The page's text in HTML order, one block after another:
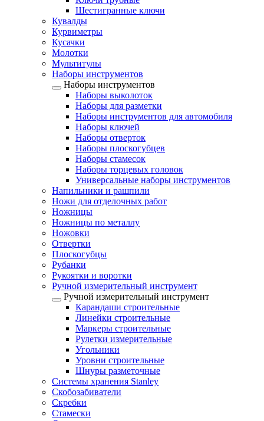
Шестигранные ключи
Кувалды
Курвиметры
Кусачки
Молотки
Мультитулы
Наборы инструментов
Наборы инструментов
Наборы выколоток
Наборы для разметки
Наборы инструментов для автомобиля
Наборы ключей
Наборы отверток
Наборы плоскогубцев
Наборы стамесок
Наборы торцевых головок
Универсальные наборы инструментов
Напильники и рашпили
Ножи для отделочных работ
Ножницы
Ножницы по металлу
Ножовки
Отвертки
Плоскогубцы
Рубанки
Рукоятки и воротки
Ручной измерительный инструмент
Ручной измерительный инструмент
Карандаши строительные
Линейки строительные
Маркеры строительные
Рулетки измерительные
Угольники
Уровни строительные
Шнуры разметочные
Системы хранения Stanley
Скобозабиватели
Скребки
Стамески